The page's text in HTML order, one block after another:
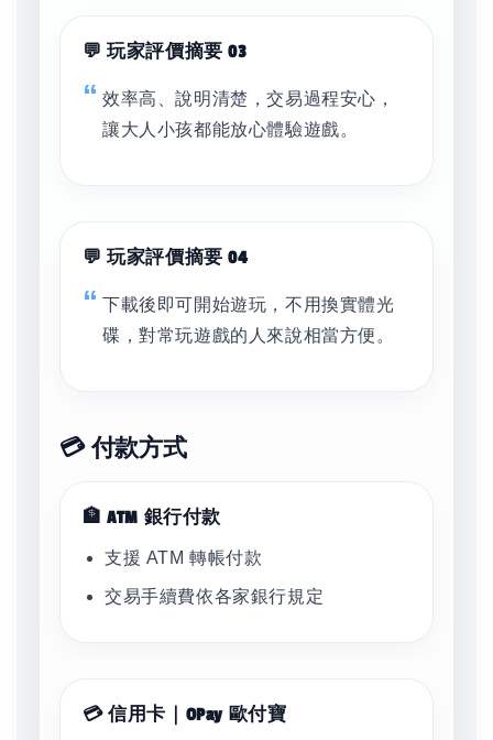
💬 玩家評價摘要 03
效率高、說明清楚，交易過程安心，
讓大人小孩都能放心體驗遊戲。
💬 玩家評價摘要 04
下載後即可開始遊玩，不用換實體光
碟，對常玩遊戲的人來說相當方便。
💳 付款方式
🏦 ATM 銀行付款
支援 ATM 轉帳付款
交易手續費依各家銀行規定
💳 信用卡｜OPay 歐付寶